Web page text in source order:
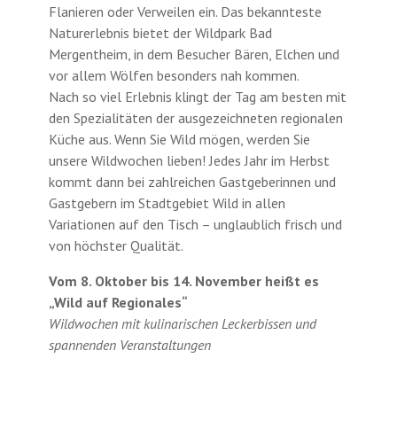
Flanieren oder Verweilen ein. Das bekannteste
Naturerlebnis bietet der Wildpark Bad
Mergentheim, in dem Besucher Bären, Elchen und
vor allem Wölfen besonders nah kommen.
Nach so viel Erlebnis klingt der Tag am besten mit
den Spezialitäten der ausgezeichneten regionalen
Küche aus. Wenn Sie Wild mögen, werden Sie
unsere Wildwochen lieben! Jedes Jahr im Herbst
kommt dann bei zahlreichen Gastgeberinnen und
Gastgebern im Stadtgebiet Wild in allen
Variationen auf den Tisch – unglaublich frisch und
von höchster Qualität.
Vom 8. Oktober bis 14. November heißt es
„Wild auf Regionales“
Wildwochen mit kulinarischen Leckerbissen und
spannenden Veranstaltungen